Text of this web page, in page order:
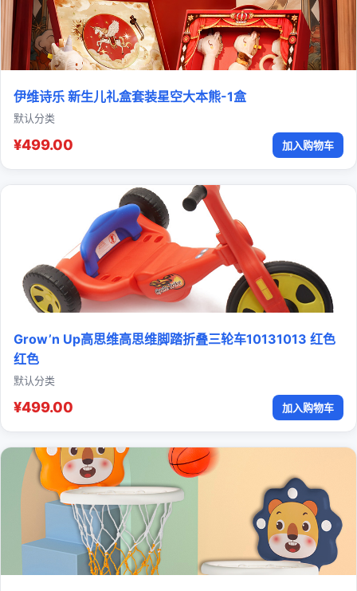
伊维诗乐 新生儿礼盒套装星空大本熊-1盒
默认分类
¥499.00 加入购物车
Grow’n Up高思维高思维脚踏折叠三轮车10131013 红色
红色
默认分类
¥499.00 加入购物车